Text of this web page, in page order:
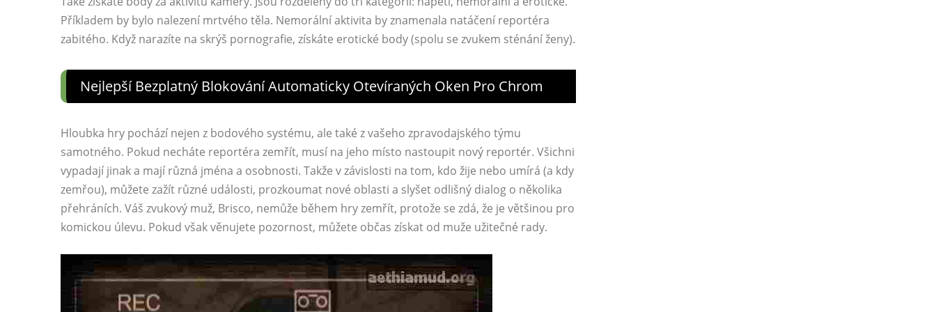
Příkladem by bylo nalezení mrtvého těla. Nemorální aktivita by znamenala natáčení reportéra
zabitého. Když narazíte na skrýš pornografie, získáte erotické body (spolu se zvukem sténání ženy).
Nejlepší Bezplatný Blokování Automaticky Otevíraných Oken Pro Chrom
Hloubka hry pochází nejen z bodového systému, ale také z vašeho zpravodajského týmu
samotného. Pokud necháte reportéra zemřít, musí na jeho místo nastoupit nový reportér. Všichni
vypadají jinak a mají různá jména a osobnosti. Takže v závislosti na tom, kdo žije nebo umírá (a kdy
zemřou), můžete zažít různé události, prozkoumat nové oblasti a slyšet odlišný dialog o několika
přehráních. Váš zvukový muž, Brisco, nemůže během hry zemřít, protože se zdá, že je většinou pro
komickou úlevu. Pokud však věnujete pozornost, můžete občas získat od muže užitečné rady.